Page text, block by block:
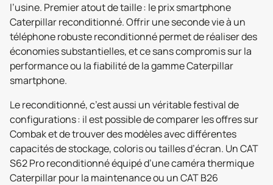
l’usine. Premier atout de taille : le prix smartphone
Caterpillar reconditionné. Offrir une seconde vie à un
téléphone robuste reconditionné permet de réaliser des
économies substantielles, et ce sans compromis sur la
performance ou la fiabilité de la gamme Caterpillar
smartphone.
Le reconditionné, c’est aussi un véritable festival de
configurations : il est possible de comparer les offres sur
Combak et de trouver des modèles avec différentes
capacités de stockage, coloris ou tailles d’écran. Un CAT
S62 Pro reconditionné équipé d’une caméra thermique
Caterpillar pour la maintenance ou un CAT B26